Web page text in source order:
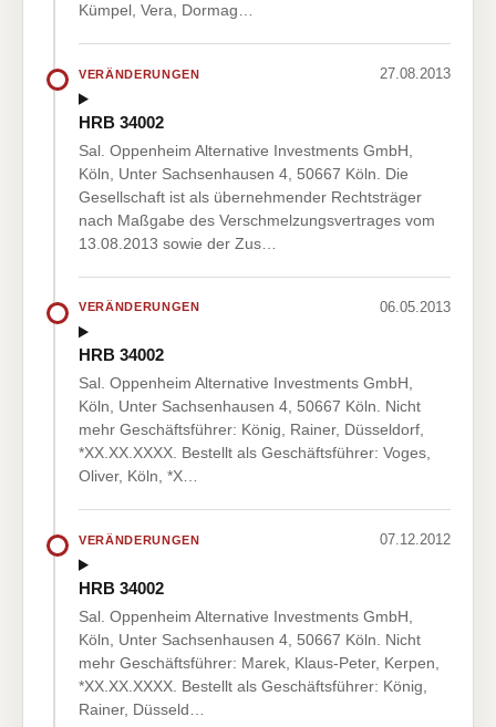
Kümpel, Vera, Dormag…
VERÄNDERUNGEN 27.08.2013
HRB 34002
Sal. Oppenheim Alternative Investments GmbH,
Köln, Unter Sachsenhausen 4, 50667 Köln. Die
Gesellschaft ist als übernehmender Rechtsträger
nach Maßgabe des Verschmelzungsvertrages vom
13.08.2013 sowie der Zus…
VERÄNDERUNGEN 06.05.2013
HRB 34002
Sal. Oppenheim Alternative Investments GmbH,
Köln, Unter Sachsenhausen 4, 50667 Köln. Nicht
mehr Geschäftsführer: König, Rainer, Düsseldorf,
*XX.XX.XXXX. Bestellt als Geschäftsführer: Voges,
Oliver, Köln, *X…
VERÄNDERUNGEN 07.12.2012
HRB 34002
Sal. Oppenheim Alternative Investments GmbH,
Köln, Unter Sachsenhausen 4, 50667 Köln. Nicht
mehr Geschäftsführer: Marek, Klaus-Peter, Kerpen,
*XX.XX.XXXX. Bestellt als Geschäftsführer: König,
Rainer, Düsseld…